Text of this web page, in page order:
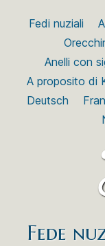
Fedi nuziali
Anelli con
A proposito di
Deutsch
Fede